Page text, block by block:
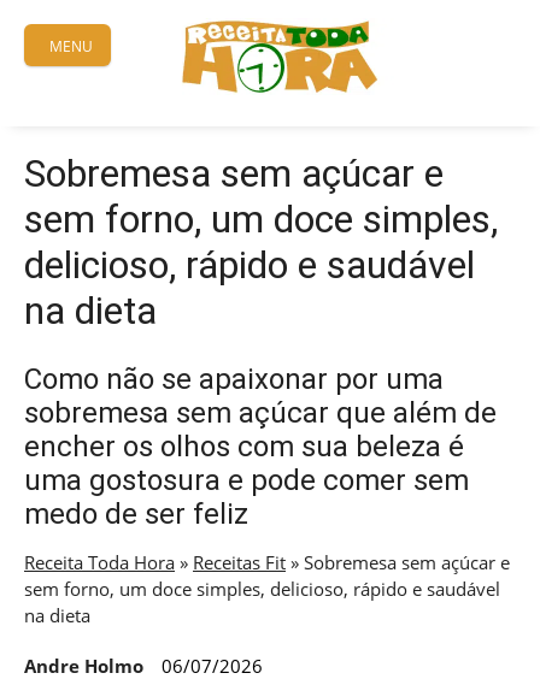
content
MENU
Sobremesa sem açúcar e
sem forno, um doce simples,
delicioso, rápido e saudável
na dieta
Como não se apaixonar por uma
sobremesa sem açúcar que além de
encher os olhos com sua beleza é
uma gostosura e pode comer sem
medo de ser feliz
Receita Toda Hora » Receitas Fit » Sobremesa sem açúcar e
sem forno, um doce simples, delicioso, rápido e saudável
na dieta
Andre Holmo 06/07/2026